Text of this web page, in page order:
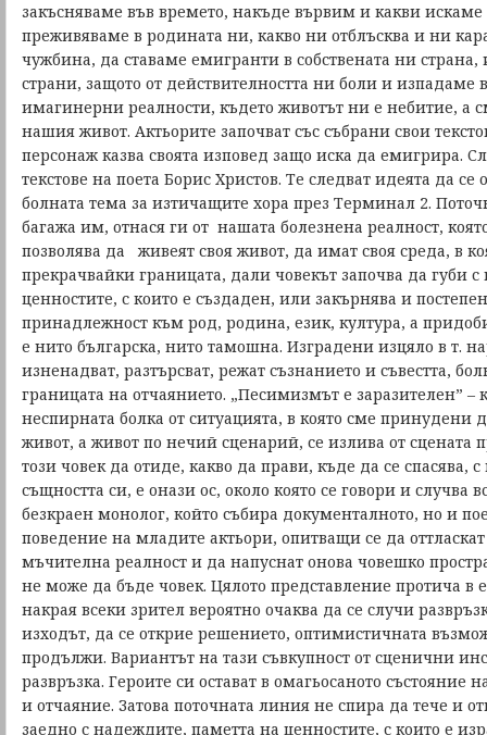
закъсняваме във времето, накъде вървим и какви
преживяваме в родината ни, какво ни отблъсква и ни
чужбина, да ставаме емигранти в собствената ни
страни, защото от действителността ни боли и изпадаме
имагинерни реалности, където животът ни е небитие, а
нашия живот. Актьорите започват със събрани свои
персонаж казва своята изповед защо иска да емигрира.
текстове на поета Борис Христов. Те следват идеята да се
болната тема за изтичащите хора през Терминал 2.
багажа им, отнася ги от нашата болезнена реалност,
позволява да живеят своя живот, да имат своя среда, в
прекрачвайки границата, дали човекът започва да губи с
ценностите, с които е създаден, или закърнява и
принадлежност към род, родина, език, култура, а
е нито българска, нито тамошна. Изградени изцяло в т.
изненадват, разтърсват, режат съзнанието и съвестта,
границата на отчаянието. „Песимизмът е заразителен” –
неспирната болка от ситуацията, в която сме
живот, а живот по нечий сценарий, се излива от сцената
този човек да отиде, какво да прави, къде да се спасява,
същността си, е онази ос, около която се говори и случва
безкраен монолог, който събира документалното, но и
поведение на младите актьори, опитващи се да
мъчителна реалност и да напуснат онова човешко
не може да бъде човек. Цялото представление протича в
накрая всеки зрител вероятно очаква да се случи
изходът, да се открие решението, оптимистичната
продължи. Вариантът на тази съвкупност от сценични
развръзка. Героите си остават в омагьосаното състояние
и отчаяние. Затова поточната линия не спира да тече и
заедно с надеждите, паметта на ценностите, с които е